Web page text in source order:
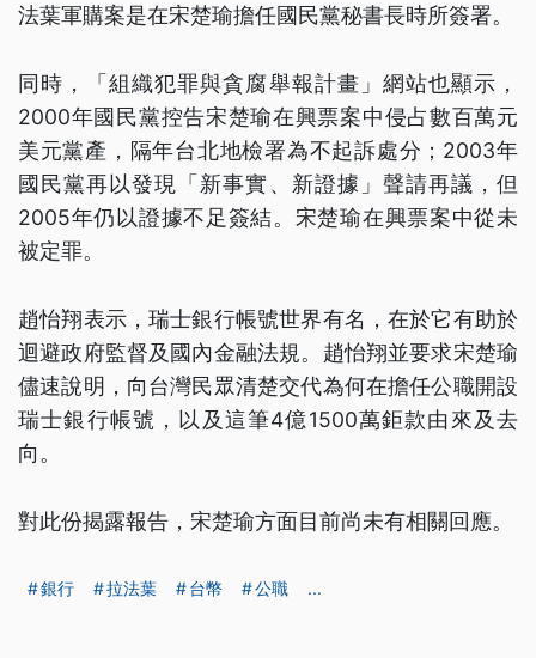
法葉軍購案是在宋楚瑜擔任國民黨秘書長時所簽署。
同時，「組織犯罪與貪腐舉報計畫」網站也顯示，
2000年國民黨控告宋楚瑜在興票案中侵占數百萬元
美元黨產，隔年台北地檢署為不起訴處分；2003年
國民黨再以發現「新事實、新證據」聲請再議，但
2005年仍以證據不足簽結。宋楚瑜在興票案中從未
被定罪。
趙怡翔表示，瑞士銀行帳號世界有名，在於它有助於
迴避政府監督及國內金融法規。趙怡翔並要求宋楚瑜
儘速說明，向台灣民眾清楚交代為何在擔任公職開設
瑞士銀行帳號，以及這筆4億1500萬鉅款由來及去
向。
對此份揭露報告，宋楚瑜方面目前尚未有相關回應。
銀行 拉法葉 台幣 公職 ...